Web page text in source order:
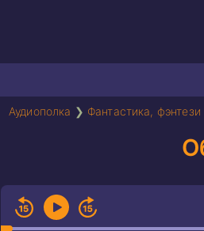
Аудиополка ❯ Фантастика, фэнтези